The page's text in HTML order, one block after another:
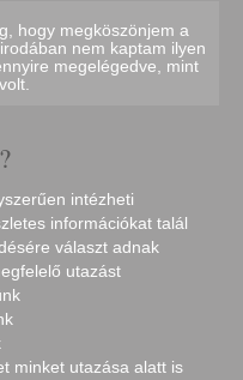
hogy megköszönjem a
nem kaptam ilyen
megelégedve, mint
intézheti
információkat talál
választ adnak
utazást
minket utazása alatt is